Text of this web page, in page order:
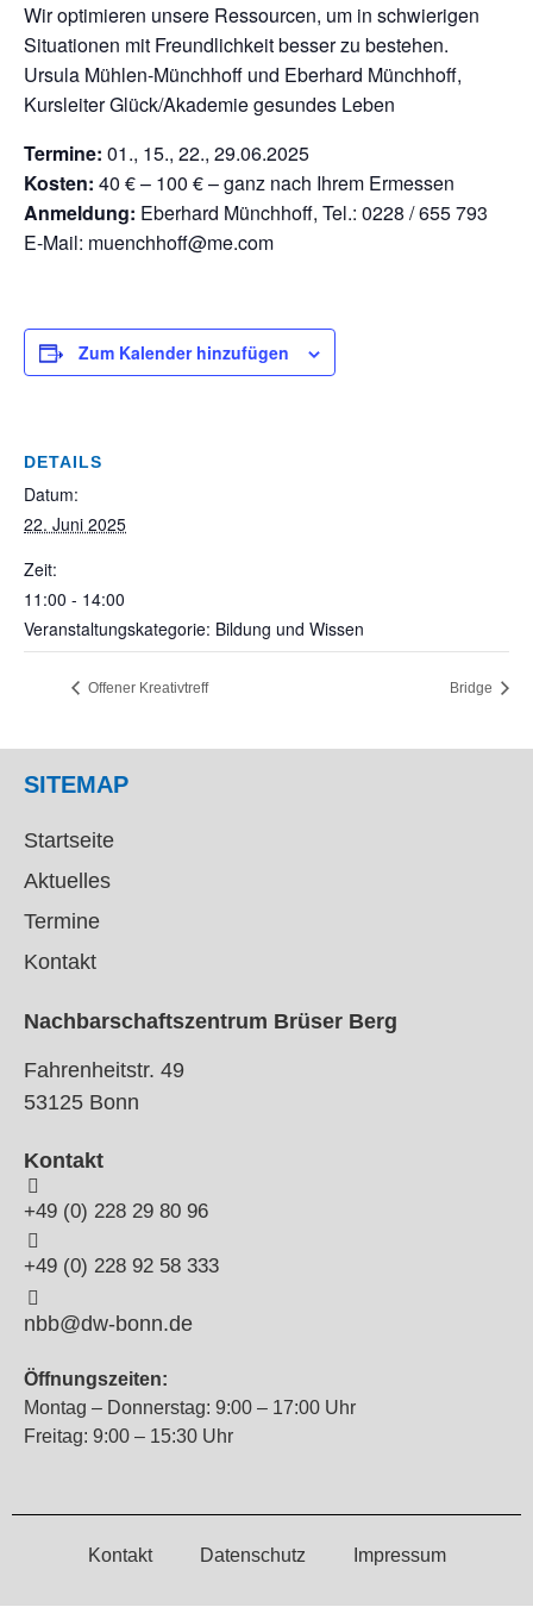
Wir optimieren unsere Ressourcen, um in schwierigen
Situationen mit Freundlichkeit besser zu bestehen.
Ursula Mühlen-Münchhoff und Eberhard Münchhoff,
Kursleiter Glück/Akademie gesundes Leben
Termine: 01., 15., 22., 29.06.2025
Kosten: 40 € – 100 € – ganz nach Ihrem Ermessen
Anmeldung: Eberhard Münchhoff, Tel.: 0228 / 655 793
E-Mail: muenchhoff@me.com
Zum Kalender hinzufügen
DETAILS
Datum:
22. Juni 2025
Zeit:
11:00 - 14:00
Veranstaltungskategorie: Bildung und Wissen
Offener Kreativtreff Bridge
SITEMAP
Startseite
Aktuelles
Termine
Kontakt
Nachbarschaftszentrum Brüser Berg
Fahrenheitstr. 49
53125 Bonn
Kontakt
+49 (0) 228 29 80 96
+49 (0) 228 92 58 333
nbb@dw-bonn.de
Öffnungszeiten:
Montag – Donnerstag: 9:00 – 17:00 Uhr
Freitag: 9:00 – 15:30 Uhr
Kontakt Datenschutz Impressum